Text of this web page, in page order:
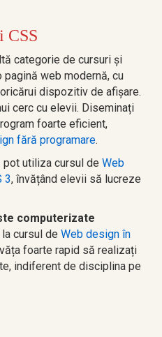
CSS
categorie de cursuri și
web modernă, cu
dispozitiv de afișare.
cerc cu elevii. Diseminați
foarte eficient,
fără programare.
pot utiliza cursul de Web
3, învățând elevii să lucreze
computerizate
cursul de Web design în
foarte rapid să realizați
indiferent de disciplina pe